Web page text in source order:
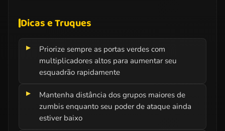
Dicas e Truques
Priorize sempre as portas verdes com
multiplicadores altos para aumentar seu
esquadrão rapidamente
Mantenha distância dos grupos maiores de
zumbis enquanto seu poder de ataque ainda
estiver baixo